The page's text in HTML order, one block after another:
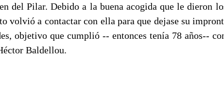
del Pilar. Debido a la buena acogida que le dieron
volvió a contactar con ella para que dejase su
objetivo que cumplió -- entonces tenía 78 años--
Baldellou.